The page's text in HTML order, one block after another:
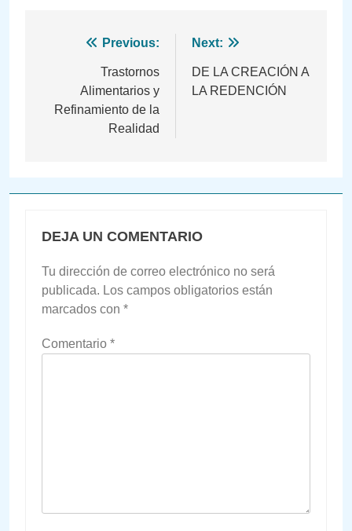
Navegación
entradas
Previous:
Trastornos
Alimentarios y
Refinamiento de la
Realidad
Next:
DE LA CREACIÓN A
LA REDENCIÓN
DEJA UN COMENTARIO
Tu dirección de correo electrónico no será
publicada. Los campos obligatorios están
marcados con *
Comentario *